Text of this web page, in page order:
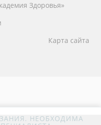
Здоровья»
Карта сайта
НЕОБХОДИМА